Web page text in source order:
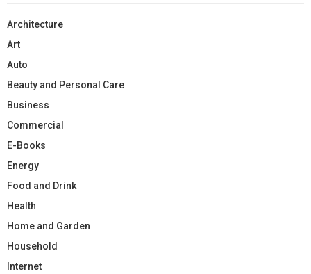
Architecture
Art
Auto
Beauty and Personal Care
Business
Commercial
E-Books
Energy
Food and Drink
Health
Home and Garden
Household
Internet